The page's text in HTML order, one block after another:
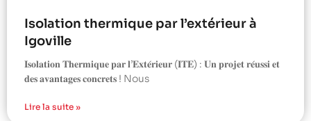
Isolation thermique par l’extérieur à
Igoville
𝐈𝐬𝐨𝐥𝐚𝐭𝐢𝐨𝐧 𝐓𝐡𝐞𝐫𝐦𝐢𝐪𝐮𝐞 𝐩𝐚𝐫 𝐥’𝐄𝐱𝐭𝐞́𝐫𝐢𝐞𝐮𝐫 (𝐈𝐓𝐄) : 𝐔𝐧 𝐩𝐫𝐨𝐣𝐞𝐭 𝐫𝐞́𝐮𝐬𝐬𝐢 𝐞𝐭
𝐝𝐞𝐬 𝐚𝐯𝐚𝐧𝐭𝐚𝐠𝐞𝐬 𝐜𝐨𝐧𝐜𝐫𝐞𝐭𝐬 ! Nous
Lire la suite »